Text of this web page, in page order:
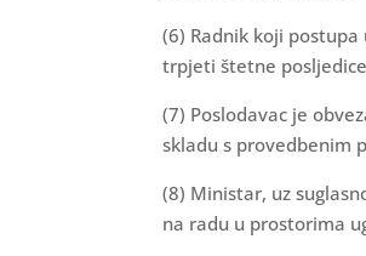
(6) Radnik koji
trpjeti štetne
(7) Poslodavac je
skladu s provedbenim
(8) Ministar, uz
na radu u prostorima